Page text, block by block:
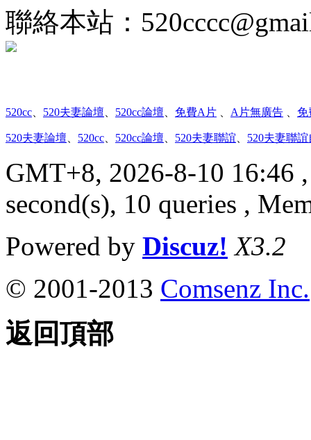
聯絡本站：
520cc 520夫妻論壇 520cc論壇 免費A片 A片無廣告 免
520夫妻論壇 520cc 520cc論壇 520夫妻聯誼 520夫妻聯
GMT+8, 2026-8-10 16:46
second(s), 10 queries ,
Powered by Discuz! X3.2
© 2001-2013 Comsenz Inc.
返回頂部